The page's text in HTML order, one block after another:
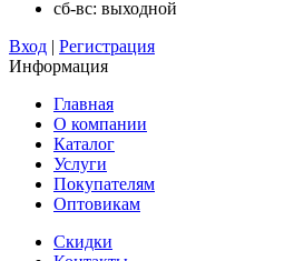
сб-вс: выходной
Вход | Регистрация
Информация
Главная
О компании
Каталог
Услуги
Покупателям
Оптовикам
Скидки